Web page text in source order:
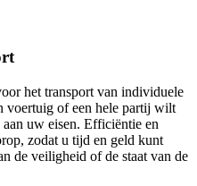
het transport van individuele
voertuig of een hele partij wilt
uw eisen. Efficiëntie en
zodat u tijd en geld kunt
de veiligheid of de staat van de